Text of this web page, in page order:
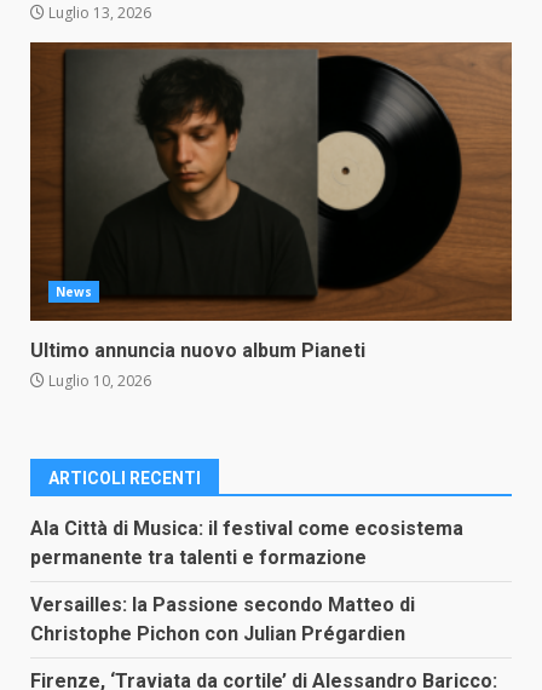
Luglio 13, 2026
News
Ultimo annuncia nuovo album Pianeti
Luglio 10, 2026
ARTICOLI RECENTI
Ala Città di Musica: il festival come ecosistema
permanente tra talenti e formazione
Versailles: la Passione secondo Matteo di
Christophe Pichon con Julian Prégardien
Firenze, ‘Traviata da cortile’ di Alessandro Baricco: